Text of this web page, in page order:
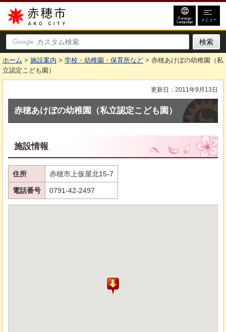
赤穂市
Foreign
Language メニュー
ホーム > 施設案内 > 学校・幼稚園・保育所など > 赤穂あけぼの幼稚園（私
立認定こども園）
更新日：2011年9月13日
赤穂あけぼの幼稚園（私立認定こども園）
施設情報
住所 赤穂市上仮屋北15-7
電話番号 0791-42-2497